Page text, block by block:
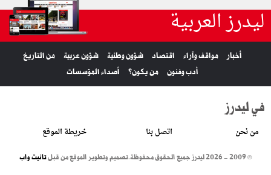
ليدرز العربية
أخبار مواقف وآراء اقتصاد شؤون وطنية شؤون عربية
من التاريخ
أدب وفنون
من يكون؟ أصداء المؤسسات
في ليدرز
من نحن اتصل بنا خريطة الموقع
© 2009 - 2026 ليدرز جميع الحقوق محفوظة. تصميم وتطوير الموقع من قبلتانيت واب